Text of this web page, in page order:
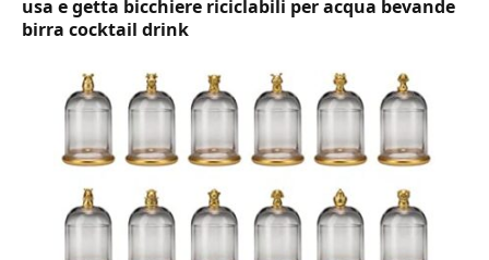
usa e getta bicchiere riciclabili per acqua bevande
birra cocktail drink